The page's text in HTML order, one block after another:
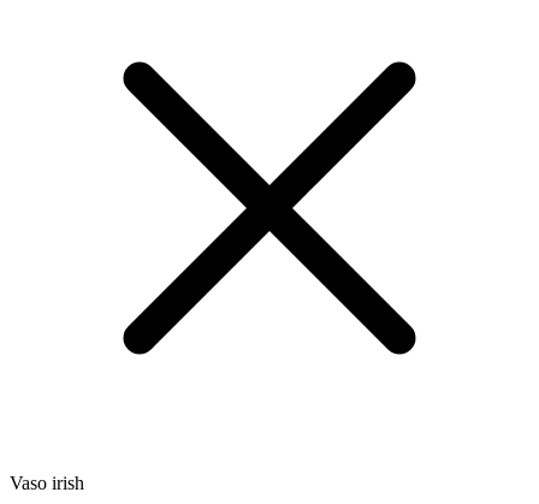
Vaso irish